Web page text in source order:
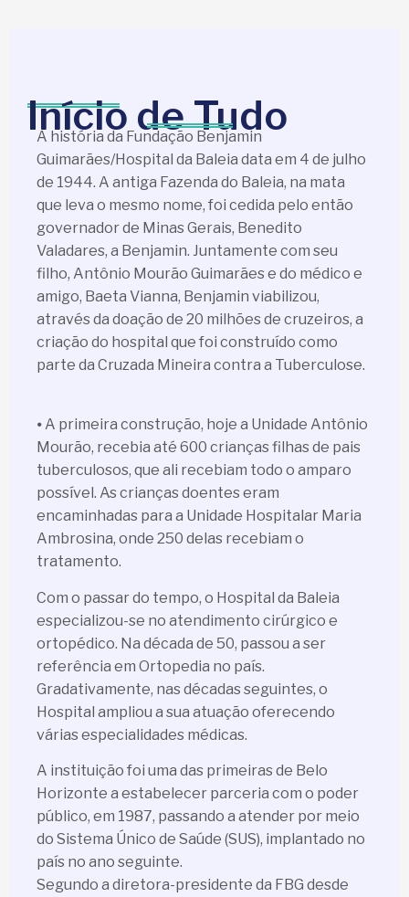
Início de Tudo
A história da Fundação Benjamin
Guimarães/Hospital da Baleia data em 4 de julho
de 1944. A antiga Fazenda do Baleia, na mata
que leva o mesmo nome, foi cedida pelo então
governador de Minas Gerais, Benedito
Valadares, a Benjamin. Juntamente com seu
filho, Antônio Mourão Guimarães e do médico e
amigo, Baeta Vianna, Benjamin viabilizou,
através da doação de 20 milhões de cruzeiros, a
criação do hospital que foi construído como
parte da Cruzada Mineira contra a Tuberculose.
⦁ A primeira construção, hoje a Unidade Antônio
Mourão, recebia até 600 crianças filhas de pais
tuberculosos, que ali recebiam todo o amparo
possível. As crianças doentes eram
encaminhadas para a Unidade Hospitalar Maria
Ambrosina, onde 250 delas recebiam o
tratamento.
Com o passar do tempo, o Hospital da Baleia
especializou-se no atendimento cirúrgico e
ortopédico. Na década de 50, passou a ser
referência em Ortopedia no país.
Gradativamente, nas décadas seguintes, o
Hospital ampliou a sua atuação oferecendo
várias especialidades médicas.
A instituição foi uma das primeiras de Belo
Horizonte a estabelecer parceria com o poder
público, em 1987, passando a atender por meio
do Sistema Único de Saúde (SUS), implantado no
país no ano seguinte.
Segundo a diretora-presidente da FBG desde